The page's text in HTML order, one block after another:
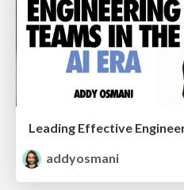
Leading Effective
addyosmani